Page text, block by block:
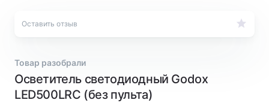
Оставить отзыв
Товар разобрали
Осветитель светодиодный Godox
LED500LRC (без пульта)